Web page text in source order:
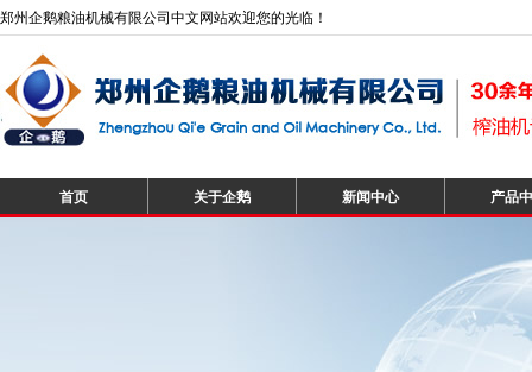
郑州企鹅粮油机械有限公司中文网站欢迎您的光临！
首页 关于企鹅 新闻中心 产品